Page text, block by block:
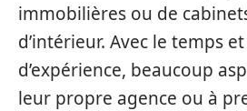
immobilières ou de
d’intérieur. Avec le temps
d’expérience, beaucoup
leur propre agence ou à